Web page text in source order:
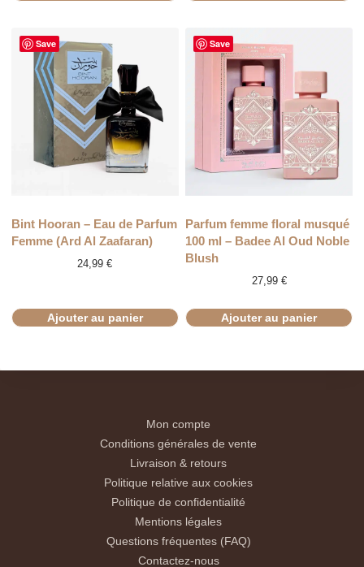
Save
Bint Hooran – Eau de Parfum
Femme (Ard Al Zaafaran)
24,99€
Ajouter au panier
Save
Parfum femme floral musqué
100 ml – Badee Al Oud Noble
Blush
27,99 €
Ajouter au panier
Mon compte
Conditions générales de vente
Livraison & retours
Politique relative aux cookies
Politique de confidentialité
Mentions légales
Questions fréquentes (FAQ)
Contactez-nous